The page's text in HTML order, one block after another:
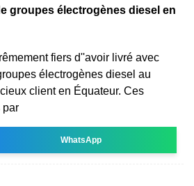
groupes électrogènes diesel en
fiers d''avoir livré avec
électrogènes diesel au
client en Équateur. Ces
par
WhatsApp